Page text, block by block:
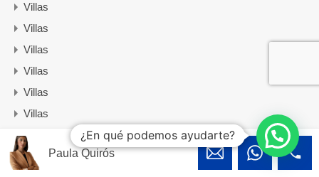
Villas
Villas
Villas
Villas
Villas
Villas
Villas
Villas
Paula Quirós
¿En qué podemos ayudarte?